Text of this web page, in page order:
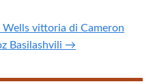
vittoria di Cameron
Basilashvili →